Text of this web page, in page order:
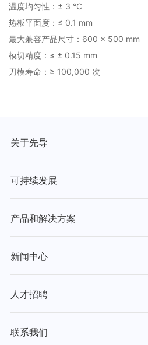
温度均匀性：± 3 °C
热板平面度：≤ 0.1 mm
最大兼容产品尺寸：600 × 500 mm
模切精度：≤ ± 0.15 mm
刀模寿命：≥ 100,000 次
关于先导
可持续发展
产品和解决方案
新闻中心
人才招聘
联系我们